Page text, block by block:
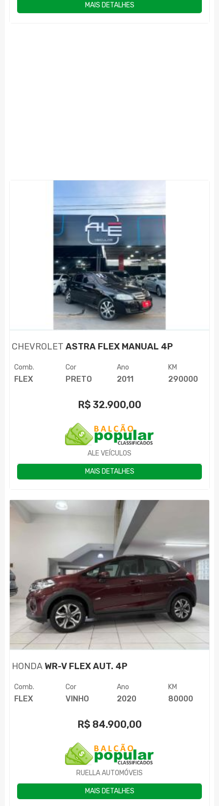
MAIS DETALHES
CHEVROLET ASTRA FLEX MANUAL 4P
Comb.
FLEX
Cor
PRETO
Ano
2011
KM
290000
R$ 32.900,00
ALE VEÍCULOS
MAIS DETALHES
HONDA WR-V FLEX AUT. 4P
Comb.
FLEX
Cor
VINHO
Ano
2020
KM
80000
R$ 84.900,00
RUELLA AUTOMÓVEIS
MAIS DETALHES